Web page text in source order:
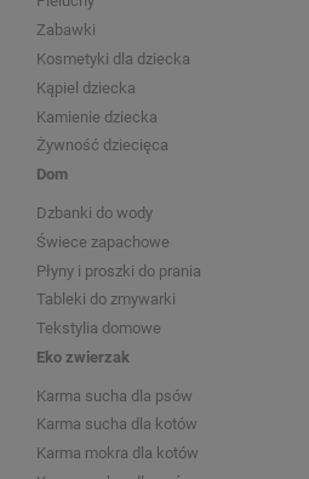
Zabawki
Kosmetyki dla dziecka
Kąpiel dziecka
Kamienie dziecka
Żywność dziecięca
Dom
Dzbanki do wody
Świece zapachowe
Płyny i proszki do prania
Tableki do zmywarki
Tekstylia domowe
Eko zwierzak
Karma sucha dla psów
Karma sucha dla kotów
Karma mokra dla kotów